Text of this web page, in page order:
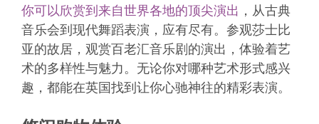
你可以欣赏到来自世界各地的顶尖演出 ，从古典
音乐会到现代舞蹈表演，应有尽有。参观莎士比
亚的故居，观赏百老汇音乐剧的演出，体验着艺
术的多样性与魅力。无论你对哪种艺术形式感兴
趣，都能在英国找到让你心驰神往的精彩表演。